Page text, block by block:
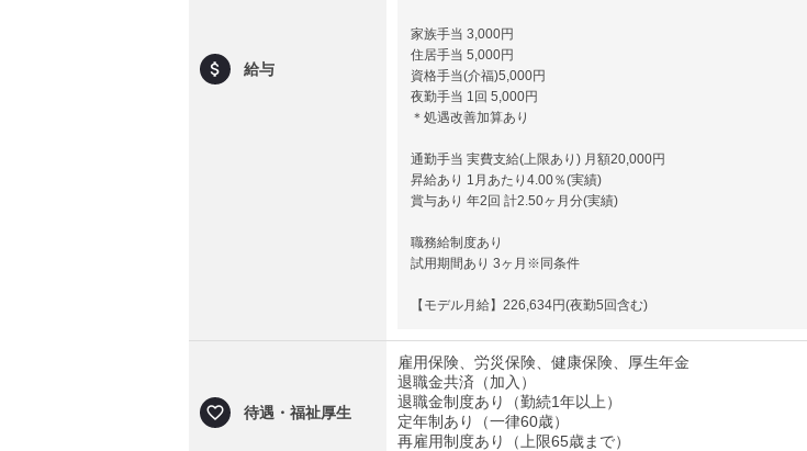
給与
家族手当 3,000円
住居手当 5,000円
資格手当(介福)5,000円
夜勤手当 1回 5,000円
＊処遇改善加算あり
通勤手当 実費支給(上限あり) 月額20,000円
昇給あり 1月あたり4.00％(実績)
賞与あり 年2回 計2.50ヶ月分(実績)
職務給制度あり
試用期間あり 3ヶ月※同条件
【モデル月給】226,634円(夜勤5回含む)
待遇・福祉厚生
雇用保険、労災保険、健康保険、厚生年金
退職金共済（加入）
退職金制度あり（勤続1年以上）
定年制あり（一律60歳）
再雇用制度あり（上限65歳まで）